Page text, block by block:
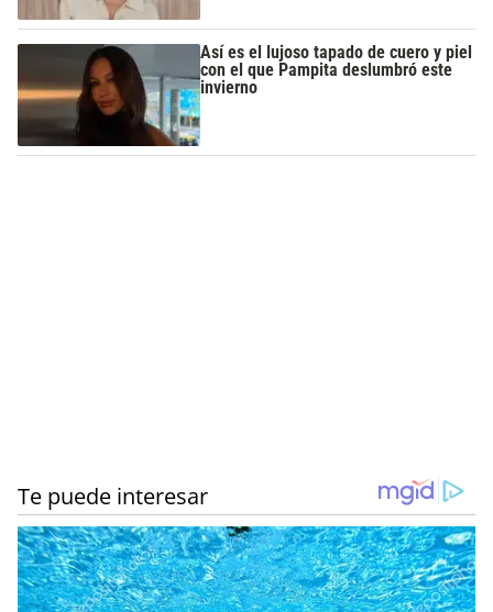
Así es el lujoso tapado de cuero y piel
con el que Pampita deslumbró este
invierno